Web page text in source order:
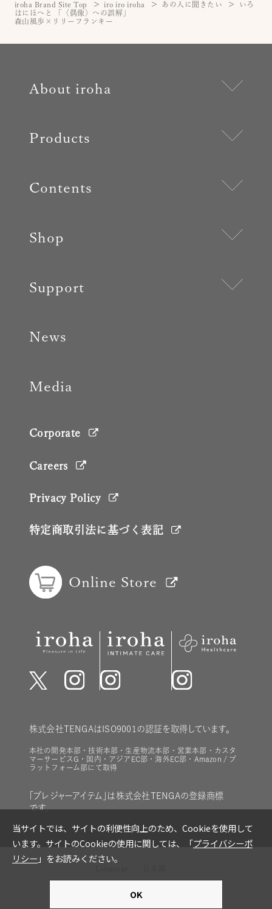
iroha Brand Site Top iro iro iroha あの人に聞きたい
いろ
はにほへと 「〈偶像〉への誤解」
森山風歩×リリーフランキー
About iroha
Products
Contents
Shop
Support
News
Media
Online Store
株式会社TENGAはISO9001の認証を取得しています。
本社の開発本部・技術本部・生産物流本部・営業本部・カスタ
マーサービスG・国内・アジアEC部・海外EC部・Amazon / プ
ラットフォーム部にて取得
「プレジャーアイテム」は株式会社TENGAの登録商標
です。
Corporate
Careers
Privacy Policy
特定商取引法に基づく表記
copyright © TENGA Co., Ltd all rights reserved.